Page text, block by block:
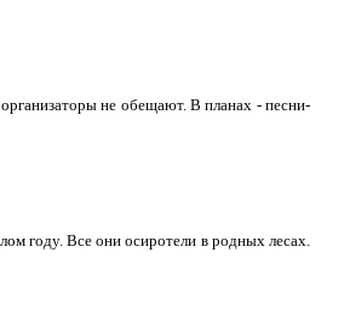
не обещают. В планах - песни-
году. Все они осиротели в родных лесах.